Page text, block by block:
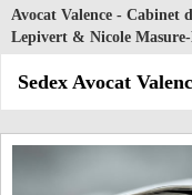
Avocat Valence - Cabinet
Lepivert & Nicole Masure-
Sedex Avocat